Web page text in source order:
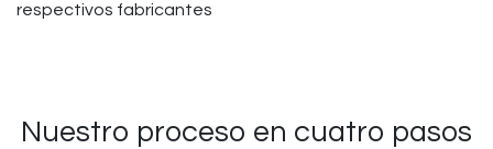
respectivos fabricantes
Nuestro proceso en cuatro pasos